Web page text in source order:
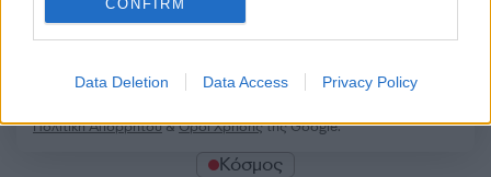
CONFIRM
Data Deletion Data Access Privacy Policy
Πολιτική Απορρήτου&Όροι Χρήσηςτης Google.
Κόσμος